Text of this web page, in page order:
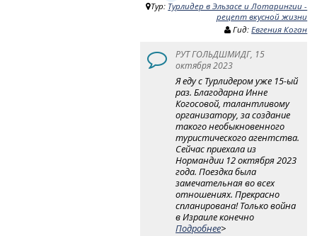
Тур: Турлидер в Эльзасе и Лотарингии -
рецепт вкусной жизни
Гид:Евгения Коган
РУТ ГОЛЬДШМИДГ, 15
октября 2023
Я еду с Турлидером уже 15-ый
раз. Благодарна Инне
Когосовой, талантливому
организатору, за создание
такого необыкновенного
туристического агентства.
Сейчас приехала из
Нормандии 12 октября 2023
года. Поездка была
замечательная во всех
отношениях. Прекрасно
спланирована! Только война
в Израиле конечно
Подробнее>